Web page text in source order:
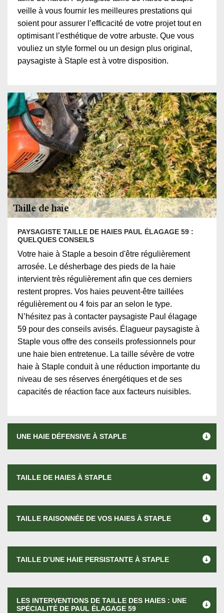
veille à vous fournir les meilleures prestations qui
soient pour assurer l’efficacité de votre projet tout en
optimisant l’esthétique de votre arbuste. Que vous
vouliez un style formel ou un design plus original,
paysagiste à Staple est à votre disposition.
PAYSAGISTE TAILLE DE HAIES PAUL ÉLAGAGE 59 :
QUELQUES CONSEILS
Votre haie à Staple a besoin d'être régulièrement
arrosée. Le désherbage des pieds de la haie
intervient très régulièrement afin que ces derniers
restent propres. Vos haies peuvent-être taillées
régulièrement ou 4 fois par an selon le type.
N’hésitez pas à contacter paysagiste Paul élagage
59 pour des conseils avisés. Élagueur paysagiste à
Staple vous offre des conseils professionnels pour
une haie bien entretenue. La taille sévère de votre
haie à Staple conduit à une réduction importante du
niveau de ses réserves énergétiques et de ses
capacités de réaction face aux facteurs nuisibles.
UNE HAIE DÉFENSIVE À STAPLE
TAILLE DE HAIES À STAPLE
TAILLE RAISONNÉE DE VOS HAIES À STAPLE
TAILLE D’UNE HAIE PERSISTANTE À STAPLE
LES INTERVENTIONS DE TAILLE DES HAIES : UNE
SPÉCIALITÉ DE PAUL ÉLAGAGE 59